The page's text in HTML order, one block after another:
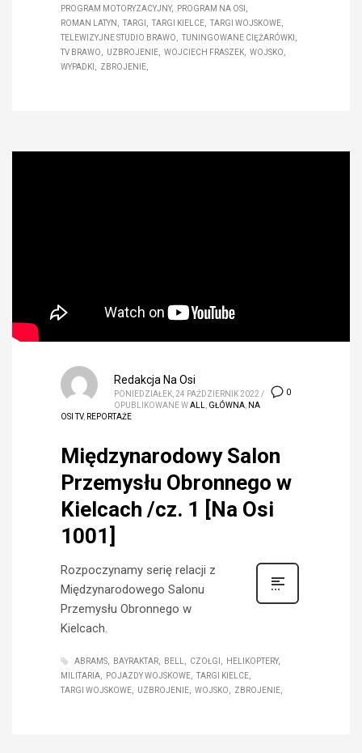
PROGRAM MOTORYZACYJNY
PROGRAM NA OSI
ROMAN LATYN
TARGI TARGI KIELCE
TARGI WOJSKOWE
TELEWIZYJNE STUDIO BRAWO
TUNINGOWANE CIĘŻARÓWKI
TV BRAWO
UZBROJENIE WOJCIECH FRASZEK
WOJSKO
WYPADKI
ZBROJENIE
0
Redakcja Na Osi
PONIEDZIAŁEK, 24 PAŹDZIERNIK 2022 /
OPUBLIKOWANE WALL GŁÓWNA NA
OSI TV, REPORTAŻE
Międzynarodowy Salon
Przemysłu Obronnego w
Kielcach /cz. 1 [Na Osi
1001]
Rozpoczynamy serię relacji z
Międzynarodowego Salonu
Przemysłu Obronnego w
Kielcach.
ABRAMS BAYRAKTAR BELL CZOŁGI
HELIKOPTERY
MILITARIA
POJAZDY WOJSKOWE
TARGI KIELCE
TARGI WOJSKOWE
UZBROJENIE WOJSKO ZBROJENIE